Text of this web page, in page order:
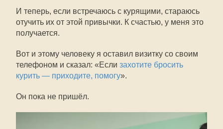
И теперь, если встречаюсь с курящими, стараюсь
отучить их от этой привычки. К счастью, у меня это
получается.
Вот и этому человеку я оставил визитку со своим
телефоном и сказал: «Если захотите бросить
курить — приходите, помогу».
Он пока не пришёл.